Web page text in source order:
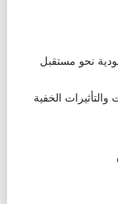
3: قفزة السعودية نحو مستقبل
الخفية